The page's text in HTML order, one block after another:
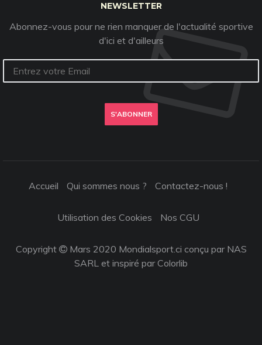
NEWSLETTER
Abonnez-vous pour ne rien manquer de l'actualité sportive
d'ici et d'ailleurs
S'ABONNER
Accueil Qui sommes nous ? Contactez-nous !
Utilisation des Cookies Nos CGU
Copyright
Mars 2020 Mondialsport.ci conçu par NAS
SARL et inspiré parColorlib